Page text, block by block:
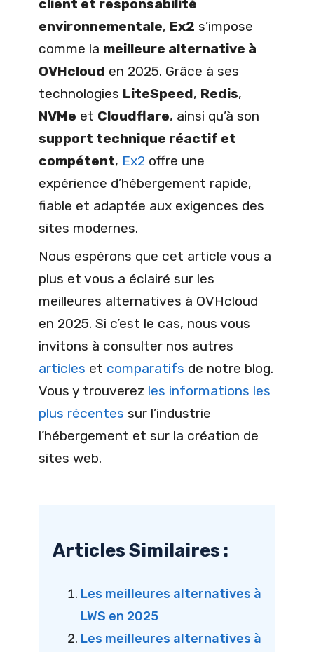
client et responsabilité
environnementale, Ex2 s’impose
comme la meilleure alternative à
OVHcloud en 2025. Grâce à ses
technologies LiteSpeed, Redis,
NVMe et Cloudflare, ainsi qu’à son
support technique réactif et
compétent, Ex2 offre une
expérience d’hébergement rapide,
fiable et adaptée aux exigences des
sites modernes.
Nous espérons que cet article vous a
plus et vous a éclairé sur les
meilleures alternatives à OVHcloud
en 2025. Si c’est le cas, nous vous
invitons à consulter nos autres
articles et comparatifs de notre blog.
Vous y trouverez les informations les
plus récentes sur l’industrie
l’hébergement et sur la création de
sites web.
Articles Similaires :
Les meilleures alternatives à
LWS en 2025
Les meilleures alternatives à